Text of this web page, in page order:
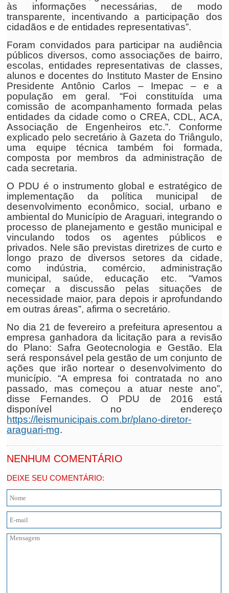
às informações necessárias, de modo
transparente, incentivando a participação dos
cidadãos e de entidades representativas”.
Foram convidados para participar na audiência
públicos diversos, como associações de bairro,
escolas, entidades representativas de classes,
alunos e docentes do Instituto Master de Ensino
Presidente Antônio Carlos – Imepac – e a
população em geral. “Foi constituída uma
comissão de acompanhamento formada pelas
entidades da cidade como o CREA, CDL, ACA,
Associação de Engenheiros etc.”. Conforme
explicado pelo secretário à Gazeta do Triângulo,
uma equipe técnica também foi formada,
composta por membros da administração de
cada secretaria.
O PDU é o instrumento global e estratégico de
implementação da política municipal de
desenvolvimento econômico, social, urbano e
ambiental do Município de Araguari, integrando o
processo de planejamento e gestão municipal e
vinculando todos os agentes públicos e
privados. Nele são previstas diretrizes de curto e
longo prazo de diversos setores da cidade,
como indústria, comércio, administração
municipal, saúde, educação etc. “Vamos
começar a discussão pelas situações de
necessidade maior, para depois ir aprofundando
em outras áreas”, afirma o secretário.
No dia 21 de fevereiro a prefeitura apresentou a
empresa ganhadora da licitação para a revisão
do Plano: Safra Geotecnologia e Gestão. Ela
será responsável pela gestão de um conjunto de
ações que irão nortear o desenvolvimento do
município. “A empresa foi contratada no ano
passado, mas começou a atuar neste ano”,
disse Fernandes. O PDU de 2016 está
disponível no endereço
https://leismunicipais.com.br/plano-diretor-
araguari-mg.
NENHUM COMENTÁRIO
DEIXE SEU COMENTÁRIO: